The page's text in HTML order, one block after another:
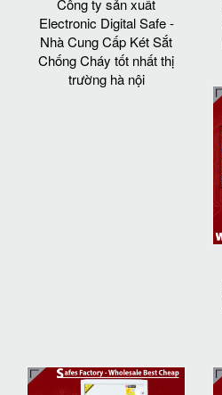
Công ty sản xuất
Electronic Digital Safe -
Nhà Cung Cấp Két Sắt
Chống Cháy tốt nhất thị
trường hà nội